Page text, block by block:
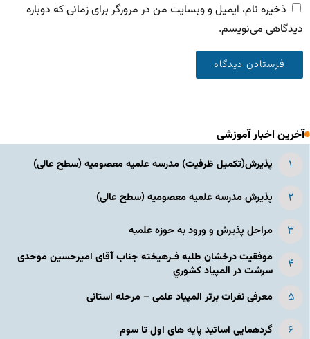
ذخیره نام، ایمیل و وبسایت من در مرورگر برای زمانی که دوباره
دیدگاهی می‌نویسم.
آخرین اخبار آموزشی
پذیرش(تکمیل ظرفیت) مدرسه علمیه معصومیه‌ (سطح عالی)
پذیرش مدرسه علمیه معصومیه‌ (سطح عالی)
مراحل پذیرش و ورود به حوزه علمیه
موفقیت درخشان طلبه فـرهیخته جناب آقای امیرحسین موحدی
سرشت در المپياد كشوري
معرفی نفرات برتر المپیاد علمی – مرحله استانی
گردهمایی اساتید پایه های اول تا سوم